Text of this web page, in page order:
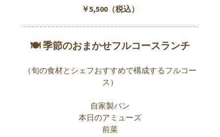
￥5,500（税込）
🍽 季節のおまかせフルコースランチ
（旬の食材とシェフおすすめで構成するフルコー
ス）
自家製パン
本日のアミューズ
前菜